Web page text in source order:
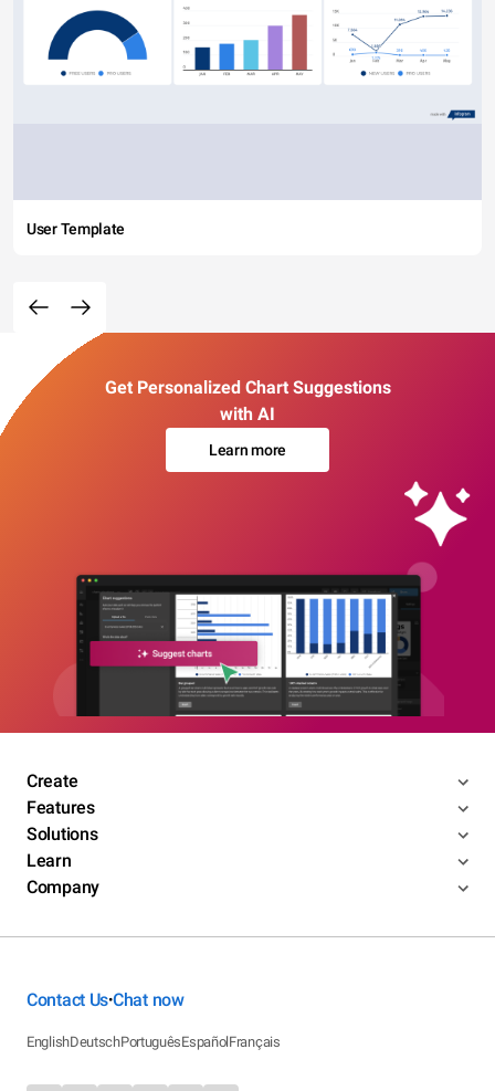
User Template
Get Personalized Chart Suggestions
with AI
Learn more
Create
Features
Solutions
Learn
Company
Contact Us•Chat now
EnglishDeutschPortuguêsEspañolFrançais